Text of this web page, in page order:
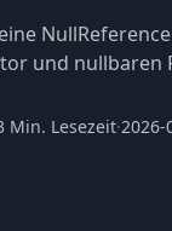
und nullbaren
Min. Lesezeit·2026-